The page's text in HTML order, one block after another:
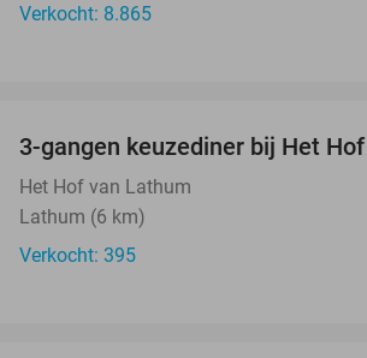
Verkocht: 8.865
3-gangen keuzediner bij Het
Het Hof van Lathum
Lathum (6 km)
Verkocht: 395